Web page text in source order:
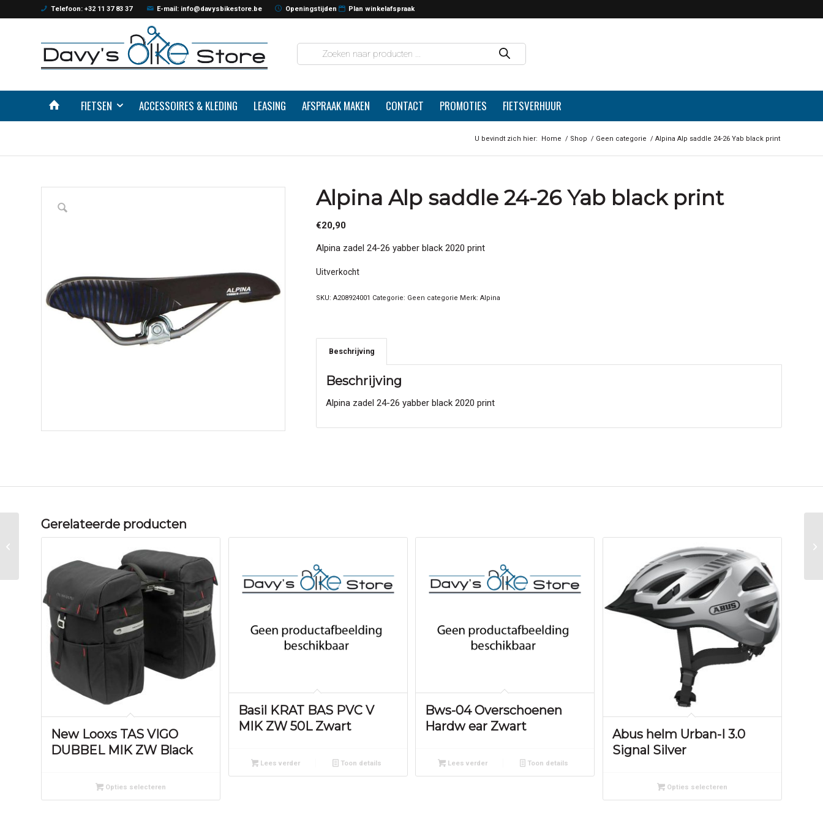
Telefoon: +32 11 37 83 37 E-mail: info@davysbikestore.be Openingstijden Plan winkelafspraak
FIETSEN ACCESSOIRES & KLEDING LEASING AFSPRAAK MAKEN CONTACT PROMOTIES FIETSVERHUUR
U bevindt zich hier: Home / Shop / Geen categorie / Alpina Alp saddle 24-26 Yab black print
Alpina Alp saddle 24-26 Yab black print
€20,90
Alpina zadel 24-26 yabber black 2020 print
Uitverkocht
SKU:A208924001 Categorie: Geen categorie Merk:Alpina
Beschrijving
Beschrijving
Alpina zadel 24-26 yabber black 2020 print
Gerelateerde producten
New Looxs TAS VIGO
DUBBEL MIK ZW Black
Opties selecteren
Basil KRAT BAS PVC V
MIK ZW 50L Zwart
Lees verder Toon details
Bws-04 Overschoenen
Hardw ear Zwart
Lees verder Toon details
Abus helm Urban-I 3.0
Signal Silver
Opties selecteren
Alpina zadel 20-22